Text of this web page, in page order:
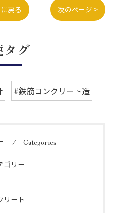
戻る 次のページ >
タグ
#鉄筋コンクリート造
Categories
ゴリー
リート